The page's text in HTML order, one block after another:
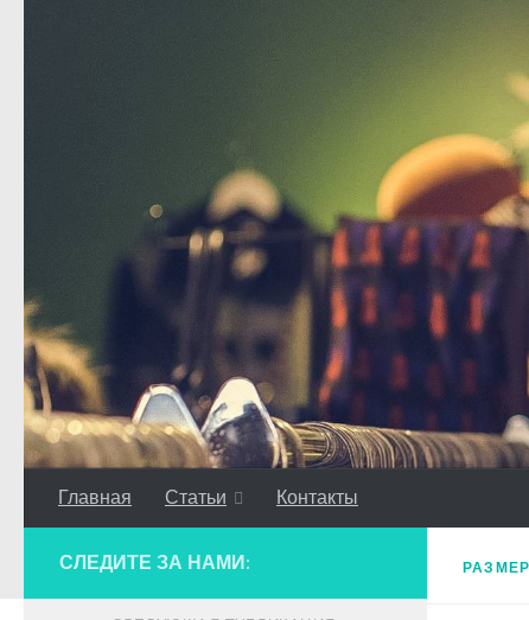
Главная Статьи Контакты
СЛЕДИТЕ ЗА НАМИ: